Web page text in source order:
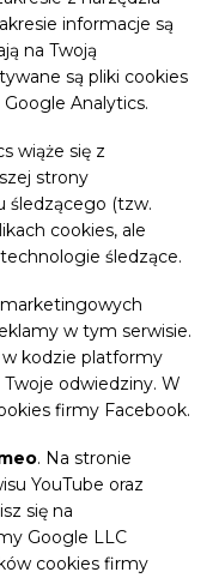
informacje są
na Twoją
są pliki cookies
Analytics.
wiąże się z
strony
śledzącego (tzw.
cookies, ale
śledzące.
w tym serwisie.
kodzie platformy
odwiedziny. W
firmy Facebook.
. Na stronie
YouTube oraz
się na
Google LLC
cookies firmy